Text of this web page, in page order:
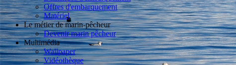
Offres d'embarquement
Matériel
Le métier de marin-pêcheur
Devenir marin pêcheur
Multimédia
Wallpaper
Vidéothèque